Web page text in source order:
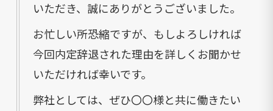
いただき、誠にありがとうございました。
お忙しい所恐縮ですが、もしよろしければ
今回内定辞退された理由を詳しくお聞かせ
いただければ幸いです。
弊社としては、ぜひ〇〇様と共に働きたい